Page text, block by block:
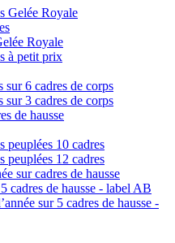
Gelée Royale
Royale
à petit prix
sur 6 cadres de corps
sur 3 cadres de corps
de hausse
peuplées 10 cadres
peuplées 12 cadres
sur cadres de hausse
cadres de hausse - label AB
sur 5 cadres de hausse -